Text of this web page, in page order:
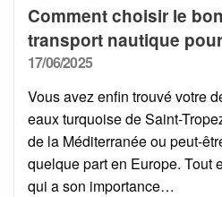
Comment choisir le
transport nautique
Posted
17/06/2025
Vous avez enfin trouvé votre
eaux turquoise de Saint-
de la Méditerranée ou peut-
quelque part en Europe. Tout
qui a son importance…